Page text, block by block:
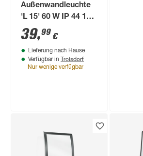
Außenwandleuchte
'L 15' 60 W IP 44 18,8
x 24,3 x 40,4 cm
39,99 €
Lieferung nach Hause
Verfügbar in Troisdorf
Nur wenige verfügbar